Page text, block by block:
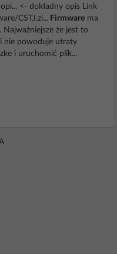
<- dokładny opis Link
CSTJ.zi... Firmware ma
że jest to
i nie powoduje utraty
i uruchomić plik...